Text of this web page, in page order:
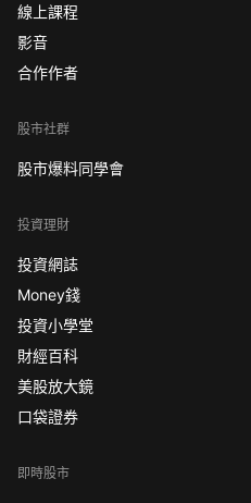
線上課程
影音
合作作者
股市社群
股市爆料同學會
投資理財
投資網誌
Money錢
投資小學堂
財經百科
美股放大鏡
口袋證券
即時股市